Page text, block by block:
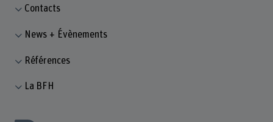
Contacts
News + Évènements
Références
La BFH